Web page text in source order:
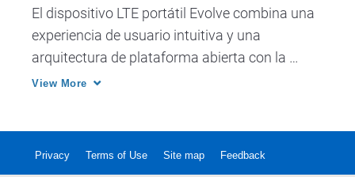
El dispositivo LTE portátil Evolve combina una
experiencia de usuario intuitiva y una
arquitectura de plataforma abierta con la
robustez y fiabilidad que se espera de un
View More
Privacy Terms of Use Site map Feedback